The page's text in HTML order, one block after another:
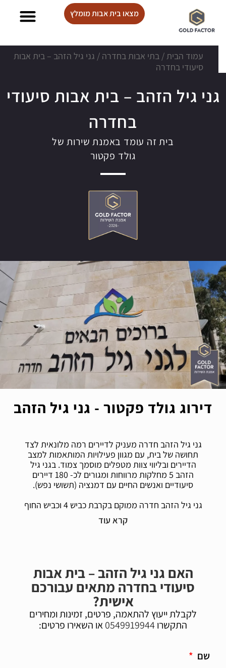
מצאו בית אבות מומלץ
עמוד הבית/ בתי אבות בחדרה / גני גיל הזהב – בית אבות
סיעודי בחדרה
גני גיל הזהב – בית אבות סיעודי
בחדרה
בית זה עומד באמנת שירות של
גולד פקטור
דירוג גולד פקטור - גני גיל הזהב
גני גיל הזהב חדרה מעניק לדיירים רמה מלונאית לצד
תחושה של בית, עם מגוון פעילויות המותאמות למצב
הדיירים ובליווי צוות מטפלים מוסמך צמוד. בגני גיל
הזהב 5 מחלקות מרווחות ומגורים לכ- 180 דיירים
סיעודיים ואנשים החיים עם דמנציה (תשושי נפש).
גני גיל הזהב חדרה ממוקם בקרבת כביש 4 וכביש החוף
המקום מציע מקומות חנייה לאורחים.
אישי ואיכותי לכל דייר ובן משפחה המבוסס על אמון,
שקיפות, אוטונומיה, סבלנות, כבוד ואדיבות.
אמנת השירות של גולד פקטור מוענקת לאחר סקירה
מקצועית וקפדנית של הבית והבטחת איכות במדדי
השירות והטיפול.
האם גני גיל הזהב – בית אבות
סיעודי בחדרה מתאים עבורכם
אישית?
לקבלת ייעוץ להתאמה, פרטים, זמינות ומחירים
התקשרו0549919944או השאירו פרטים:
שם